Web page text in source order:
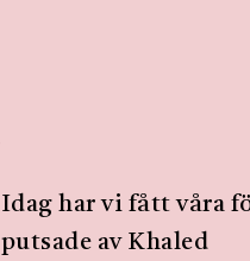
Idag har vi fått våra
putsade av Khaled